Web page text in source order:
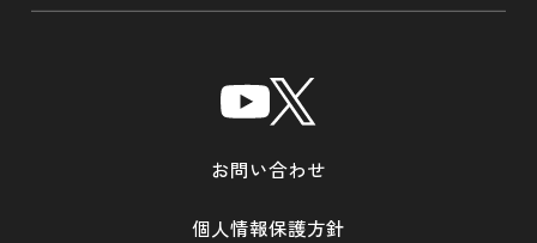
お問い合わせ
個人情報保護方針